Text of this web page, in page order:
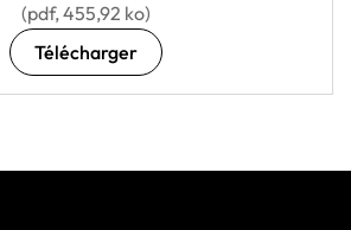
(pdf, 455,92 ko)
Télécharger